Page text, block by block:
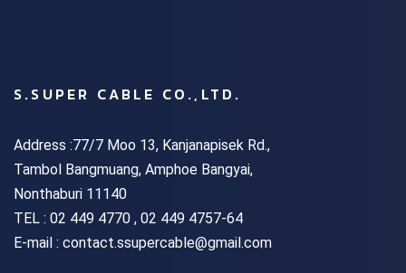
S.SUPER CABLE CO.,LTD.
Address :77/7 Moo 13, Kanjanapisek Rd.,
Tambol Bangmuang, Amphoe Bangyai,
Nonthaburi 11140
TEL : 02 449 4770 , 02 449 4757-64
E-mail : contact.ssupercable@gmail.com